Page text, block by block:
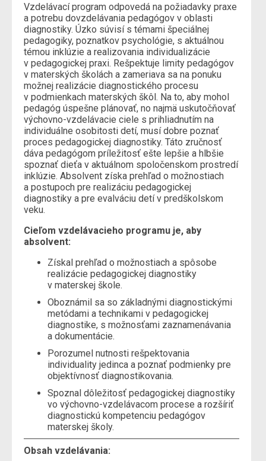
Vzdelávací program odpovedá na požiadavky praxe
a potrebu dovzdelávania pedagógov v oblasti
diagnostiky. Úzko súvisí s témami špeciálnej
pedagogiky, poznatkov psychológie, s aktuálnou
témou inklúzie a realizovania individualizácie
v pedagogickej praxi. Rešpektuje limity pedagógov
v materských školách a zameriava sa na ponuku
možnej realizácie diagnostického procesu
v podmienkach materských škôl. Na to, aby mohol
pedagóg úspešne plánovať, no najmä uskutočňovať
výchovno-vzdelávacie ciele s prihliadnutím na
individuálne osobitosti detí, musí dobre poznať
proces pedagogickej diagnostiky. Táto zručnosť
dáva pedagógom príležitosť ešte lepšie a hlbšie
spoznať dieťa v aktuálnom spoločenskom prostredí
inklúzie. Absolvent získa prehľad o možnostiach
a postupoch pre realizáciu pedagogickej
diagnostiky a pre evalváciu detí v predškolskom
veku.
Cieľom vzdelávacieho programu je, aby
absolvent:
Získal prehľad o možnostiach a spôsobe
realizácie pedagogickej diagnostiky
v materskej škole.
Oboznámil sa so základnými diagnostickými
metódami a technikami v pedagogickej
diagnostike, s možnosťami zaznamenávania
a dokumentácie.
Porozumel nutnosti rešpektovania
individuality jedinca a poznať podmienky pre
objektívnosť diagnostikovania.
Spoznal dôležitosť pedagogickej diagnostiky
vo výchovno-vzdelávacom procese a rozšíriť
diagnostickú kompetenciu pedagógov
materskej školy.
Obsah vzdelávania: